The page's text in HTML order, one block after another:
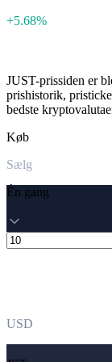
+5.68%
JUST-prissiden er
prishistorik,
bedste
Køb
Sælg
Én gang
USD